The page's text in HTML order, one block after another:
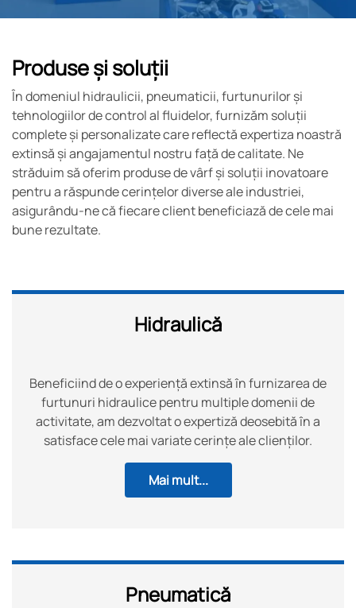
Produse și soluții
În domeniul hidraulicii, pneumaticii, furtunurilor și
tehnologiilor de control al fluidelor, furnizăm soluții
complete și personalizate care reflectă expertiza noastră
extinsă și angajamentul nostru față de calitate. Ne
străduim să oferim produse de vârf și soluții inovatoare
pentru a răspunde cerințelor diverse ale industriei,
asigurându-ne că fiecare client beneficiază de cele mai
bune rezultate.
Hidraulică
Beneficiind de o experiență extinsă în furnizarea de
furtunuri hidraulice pentru multiple domenii de
activitate, am dezvoltat o expertiză deosebită în a
satisface cele mai variate cerințe ale clienților.
Mai mult...
Pneumatică